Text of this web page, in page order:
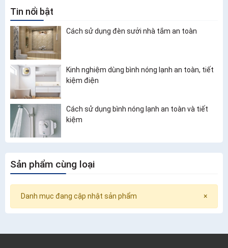
Tin nổi bật
Cách sử dụng đèn sưởi nhà tắm an toàn
Kinh nghiệm dùng bình nóng lạnh an toàn, tiết
kiệm điện
Cách sử dụng bình nóng lạnh an toàn và tiết
kiệm
Sản phẩm cùng loại
×
Danh mục đang cập nhật sản phẩm